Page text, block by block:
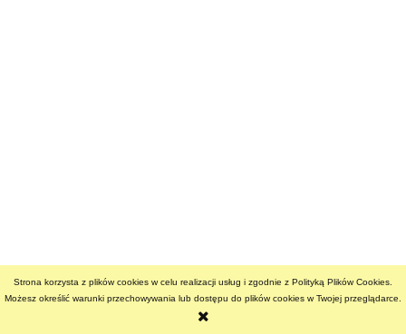
Strona korzysta z plików cookies w celu realizacji usług i zgodnie z Polityką Plików Cookies.
Możesz określić warunki przechowywania lub dostępu do plików cookies w Twojej przeglądarce.